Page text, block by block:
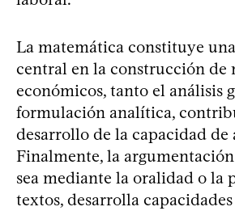
La matemática constituye
central en la construcción de
económicos, tanto el análisis
formulación analítica,
desarrollo de la capacidad de
Finalmente, la
sea mediante la oralidad o la
textos, desarrolla